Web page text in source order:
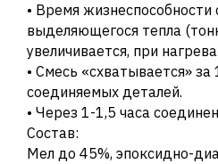
• Время
выделяющегося тепла
увеличивается, при
• Смесь «схватывается»
соединяемых деталей.
• Через 1-1,5 часа
Состав:
Мел до 45%, эпоксидно-